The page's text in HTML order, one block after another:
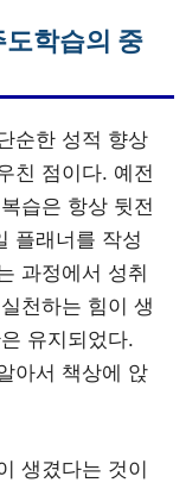
학습의 중
순한 성적 향상
친 점이다. 예전
습은 항상 뒷전
플래너를 작성
과정에서 성취
천하는 힘이 생
유지되었다.
아서 책상에 앉
생겼다는 것이